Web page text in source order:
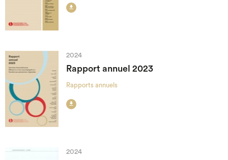

2024
Rapport annuel 2023
Rapports annuels

2024